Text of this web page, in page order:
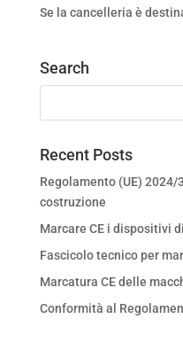
Se la cancelleria è
Search
Recent Posts
Regolamento (UE)
costruzione
Marcare CE i dispositivi
Fascicolo tecnico per
Marcatura CE delle
Conformità al